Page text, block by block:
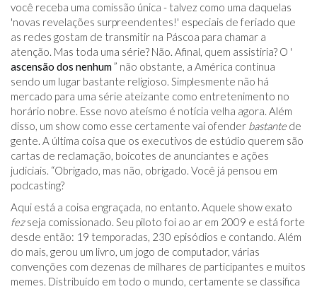
você receba uma comissão única - talvez como uma daquelas
'novas revelações surpreendentes!' especiais de feriado que
as redes gostam de transmitir na Páscoa para chamar a
atenção. Mas toda uma série? Não. Afinal, quem assistiria? O '
ascensão dos nenhum” não obstante, a América continua
sendo um lugar bastante religioso. Simplesmente não há
mercado para uma série ateizante como entretenimento no
horário nobre. Esse novo ateísmo é notícia velha agora. Além
disso, um show como esse certamente vai ofender bastantede
gente. A última coisa que os executivos de estúdio querem são
cartas de reclamação, boicotes de anunciantes e ações
judiciais. “Obrigado, mas não, obrigado. Você já pensou em
podcasting?
Aqui está a coisa engraçada, no entanto. Aquele show exato
fezseja comissionado. Seu piloto foi ao ar em 2009 e está forte
desde então: 19 temporadas, 230 episódios e contando. Além
do mais, gerou um livro, um jogo de computador, várias
convenções com dezenas de milhares de participantes e muitos
memes. Distribuído em todo o mundo, certamente se classifica